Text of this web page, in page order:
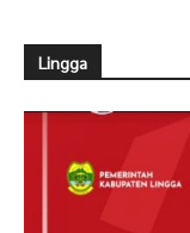
Lingga